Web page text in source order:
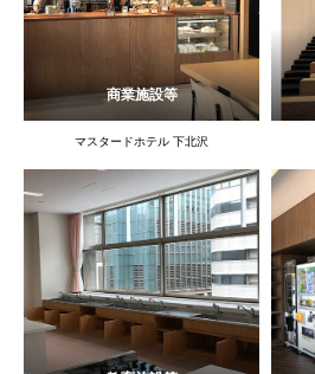
商業施設等
マスタードホテル 下北沢